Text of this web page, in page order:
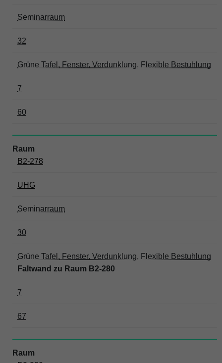
Seminarraum
32
Grüne Tafel, Fenster, Verdunklung, Flexible Bestuhlung
7
60
B2-278
UHG
Seminarraum
30
Grüne Tafel, Fenster, Verdunklung, Flexible Bestuhlung
Faltwand zu Raum B2-280
7
67